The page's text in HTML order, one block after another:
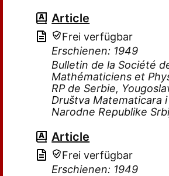
Article
Frei verfügbar
Erschienen: 1949
Bulletin de la Société
Mathématiciens et
RP de Serbie,
Društva Matematicara
Narodne Republike
Article
Frei verfügbar
Erschienen: 1949